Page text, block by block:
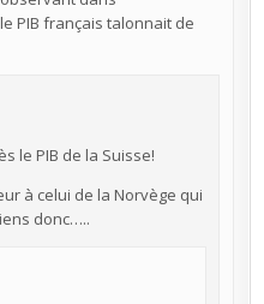
PIB français talonnait de
le PIB de la Suisse!
à celui de la Norvège qui
donc…..